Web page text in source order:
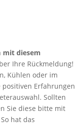
mit diesem
Ihre Rückmeldung!
Kühlen oder im
Erfahrungen
Sollten
Sie diese bitte mit
hat das